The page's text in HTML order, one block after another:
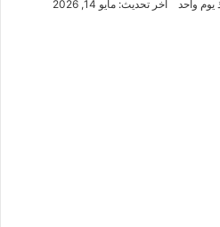
يوم واحد آخر تحديث: مايو 14, 2026